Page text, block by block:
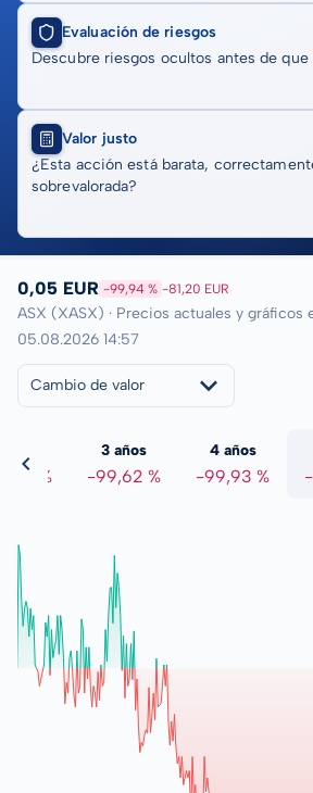
Evaluación de riesgos
Descubre riesgos ocultos antes de
Valor justo
¿Esta acción está barata,
sobrevalorada?
0,05 EUR -99,94 % -81,20 EUR
ASX (XASX) · Precios actuales y gráficos
05.08.2026 14:57
Cambio de valor
%
3 años
-99,62 %
4 años
-99,93 %